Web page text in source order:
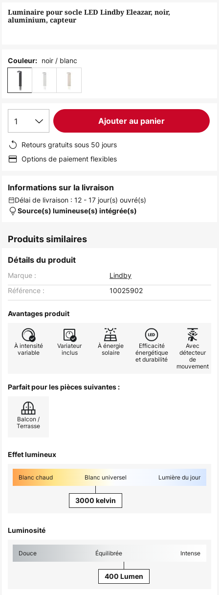
the
images
Luminaire pour socle LED Lindby Eleazar, noir,
aluminium, capteur
Couleur: noir / blanc
1 Ajouter au panier
Retours gratuits sous 50 jours
Options de paiement flexibles
Informations sur la livraison
Délai de livraison : 12 - 17 jour(s) ouvré(s)
Source(s) lumineuse(s) intégrée(s)
Produits similaires
Détails du produit
Marque :
Lindby
Référence :
10025902
Avantages produit
À intensité
variable
Variateur
inclus
À énergie
solaire
Efficacité
énergétique
et durabilité
Avec
détecteur
de
mouvement
Parfait pour les pièces suivantes :
Balcon /
Terrasse
Effet lumineux
Blanc chaud Blanc universel Lumière du jour
3000 kelvin
Luminosité
Douce Équilibrée Intense
400 Lumen